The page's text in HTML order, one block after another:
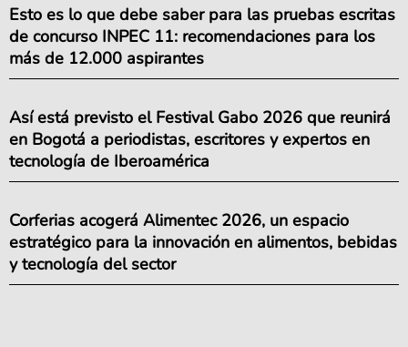
Esto es lo que debe saber para las pruebas escritas
de concurso INPEC 11: recomendaciones para los
más de 12.000 aspirantes
Así está previsto el Festival Gabo 2026 que reunirá
en Bogotá a periodistas, escritores y expertos en
tecnología de Iberoamérica
Corferias acogerá Alimentec 2026, un espacio
estratégico para la innovación en alimentos, bebidas
y tecnología del sector